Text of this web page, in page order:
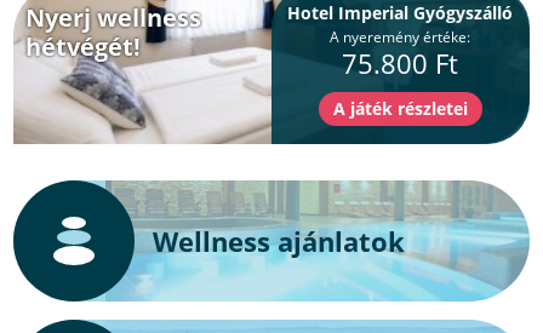
Nyerj wellness
hétvégét!
Hotel Imperial Gyógyszálló
A nyeremény értéke:
75.800 Ft
Wellness ajánlatok